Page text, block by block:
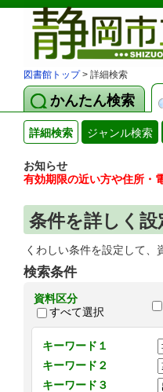
図書館トップ> 詳細検索
かんたん検索
詳細検索 ジャンル検索
お知らせ
有効期限の近い方や住所・
条件を詳しく
くわしい条件を設定して、
検索条件
資料区分
すべて選択
キーワード１
キーワード２
キーワード３